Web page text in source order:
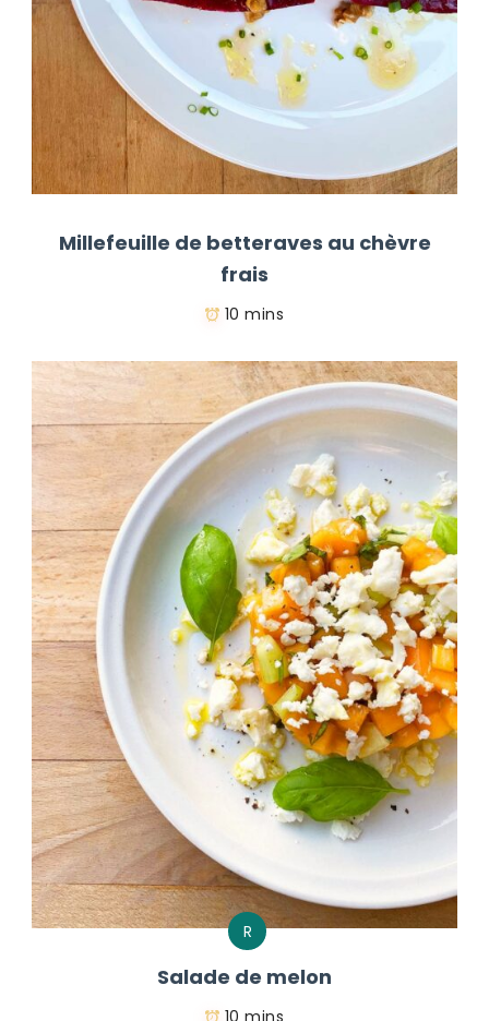
Millefeuille de betteraves au chèvre
frais
10 mins
R
Salade de melon